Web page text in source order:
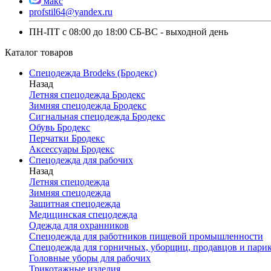
profstil64@yandex.ru
ПН-ПТ с 08:00 до 18:00 СБ-ВС - выходной день
Каталог товаров
Спецодежда Brodeks (Бродекс)
Назад
Летняя спецодежда Бродекс
Зимняя спецодежда Бродекс
Сигнальная спецодежда Бродекс
Обувь Бродекс
Перчатки Бродекс
Аксессуары Бродекс
Спецодежда для рабочих
Назад
Летняя спецодежда
Зимняя спецодежда
Защитная спецодежда
Медицинская спецодежда
Одежда для охранников
Спецодежда для работников пищевой промышленности
Спецодежда для горничных, уборщиц, продавцов и
Головные уборы для рабочих
Трикотажные изделия